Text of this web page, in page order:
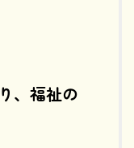
、福祉の